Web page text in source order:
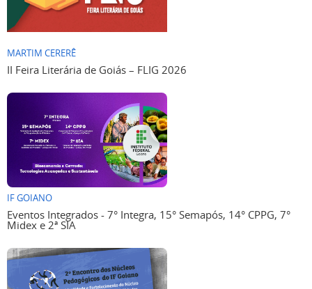
MARTIM CERERÊ
II Feira Literária de Goiás – FLIG 2026
IF GOIANO
Eventos Integrados - 7° Integra, 15° Semapós, 14° CPPG, 7°
Midex e 2ª SIA